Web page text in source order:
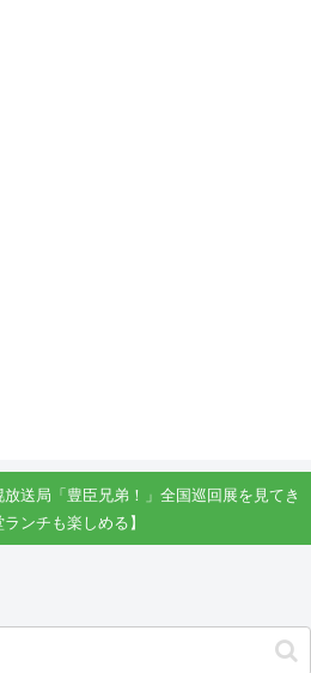
送局「豊臣兄弟！」全国巡回展を見てき
ンチも楽しめる】